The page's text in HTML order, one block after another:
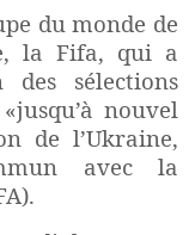
du monde de
la Fifa, qui a
des sélections
nouvel
de l’Ukraine,
avec la